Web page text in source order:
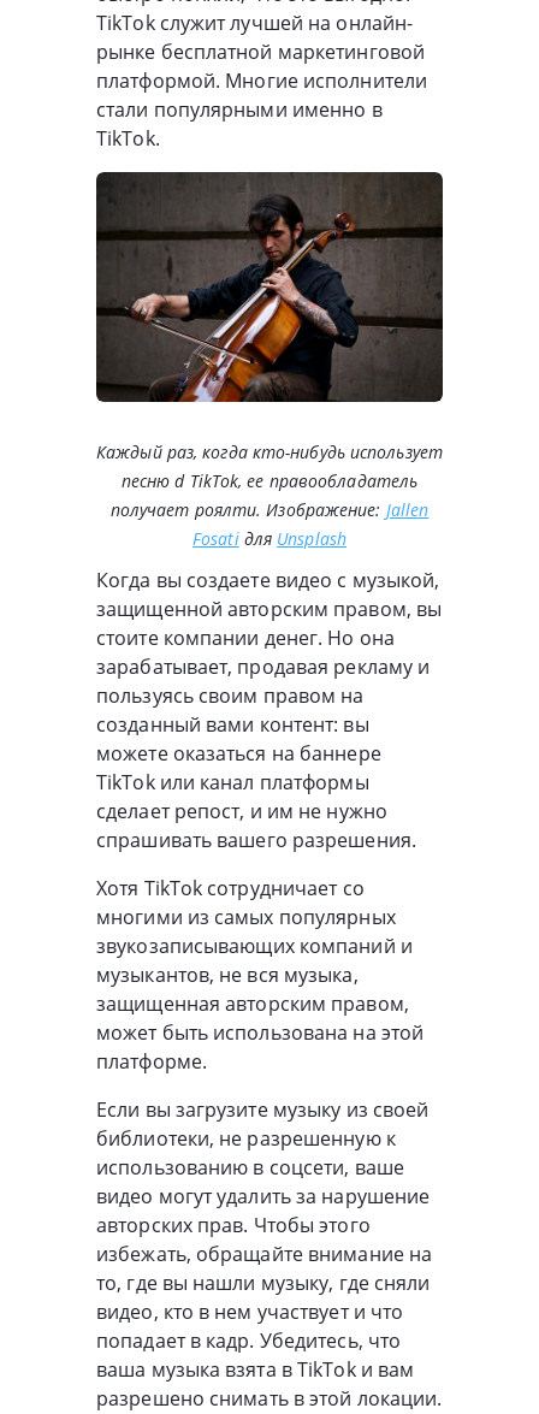
TikTok служит лучшей на онлайн-
рынке бесплатной маркетинговой
платформой. Многие исполнители
стали популярными именно в
TikTok.
Каждый раз, когда кто-нибудь использует
песню d TikTok, ее правообладатель
получает роялти. Изображение: Jallen
Fosatiдля Unsplash
Когда вы создаете видео с музыкой,
защищенной авторским правом, вы
стоите компании денег. Но она
зарабатывает, продавая рекламу и
пользуясь своим правом на
созданный вами контент: вы
можете оказаться на баннере
TikTok или канал платформы
сделает репост, и им не нужно
спрашивать вашего разрешения.
Хотя TikTok сотрудничает со
многими из самых популярных
звукозаписывающих компаний и
музыкантов, не вся музыка,
защищенная авторским правом,
может быть использована на этой
платформе.
Если вы загрузите музыку из своей
библиотеки, не разрешенную к
использованию в соцсети, ваше
видео могут удалить за нарушение
авторских прав. Чтобы этого
избежать, обращайте внимание на
то, где вы нашли музыку, где сняли
видео, кто в нем участвует и что
попадает в кадр. Убедитесь, что
ваша музыка взята в TikTok и вам
разрешено снимать в этой локации.